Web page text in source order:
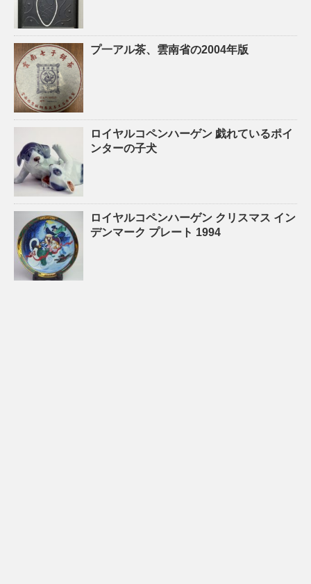
プ一アル茶、雲南省の2004年版
ロイヤルコペンハーゲン 戯れているポイ
ンターの子犬
ロイヤルコペンハーゲン クリスマス イン
デンマーク プレート 1994